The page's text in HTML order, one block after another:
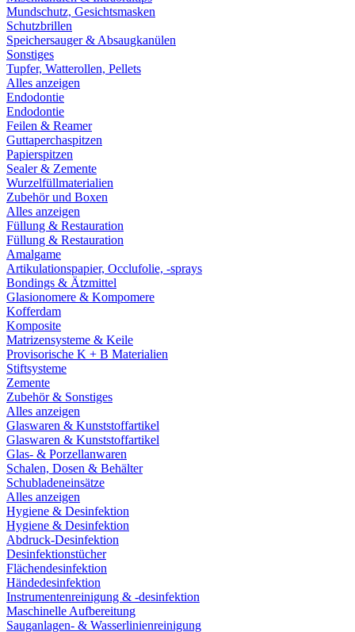
Mundschutz, Gesichtsmasken
Schutzbrillen
Speichersauger & Absaugkanülen
Sonstiges
Tupfer, Watterollen, Pellets
Alles anzeigen
Endodontie
Endodontie
Feilen & Reamer
Guttaperchaspitzen
Papierspitzen
Sealer & Zemente
Wurzelfüllmaterialien
Zubehör und Boxen
Alles anzeigen
Füllung & Restauration
Füllung & Restauration
Amalgame
Artikulationspapier, Occlufolie, -sprays
Bondings & Ätzmittel
Glasionomere & Kompomere
Kofferdam
Komposite
Matrizensysteme & Keile
Provisorische K + B Materialien
Stiftsysteme
Zemente
Zubehör & Sonstiges
Alles anzeigen
Glaswaren & Kunststoffartikel
Glaswaren & Kunststoffartikel
Glas- & Porzellanwaren
Schalen, Dosen & Behälter
Schubladeneinsätze
Alles anzeigen
Hygiene & Desinfektion
Hygiene & Desinfektion
Abdruck-Desinfektion
Desinfektionstücher
Flächendesinfektion
Händedesinfektion
Instrumentenreinigung & -desinfektion
Maschinelle Aufbereitung
Sauganlagen- & Wasserlinienreinigung